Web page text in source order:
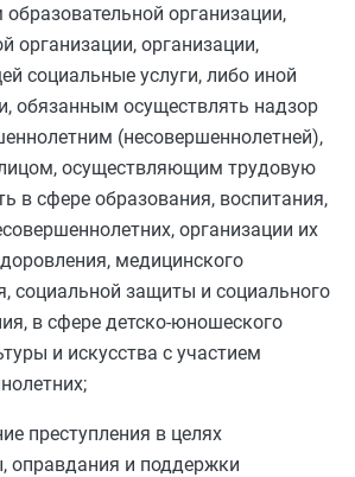
организации,
организации, организации,
социальные услуги, либо иной
обязанным осуществлять надзор
(несовершеннолетней),
осуществляющим трудовую
в сфере образования, воспитания,
организации их
медицинского
социальной защиты и социального
в сфере детско-юношеского
и искусства с участием
преступления в целях
оправдания и поддержки